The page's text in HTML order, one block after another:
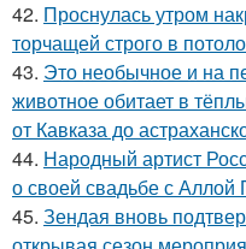
42. Проснулась утром
торчащей строго в
43. Это необычное и на
животное обитает в
от Кавказа до
44. Народный артист
о своей свадьбе с Аллой
45. Зендая вновь